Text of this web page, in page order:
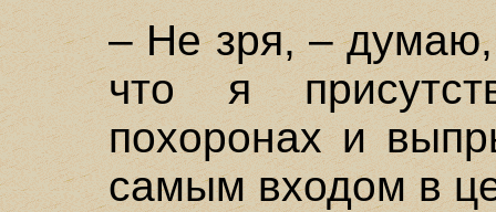
– Не зря, –
что я
похоронах и
самым входом в